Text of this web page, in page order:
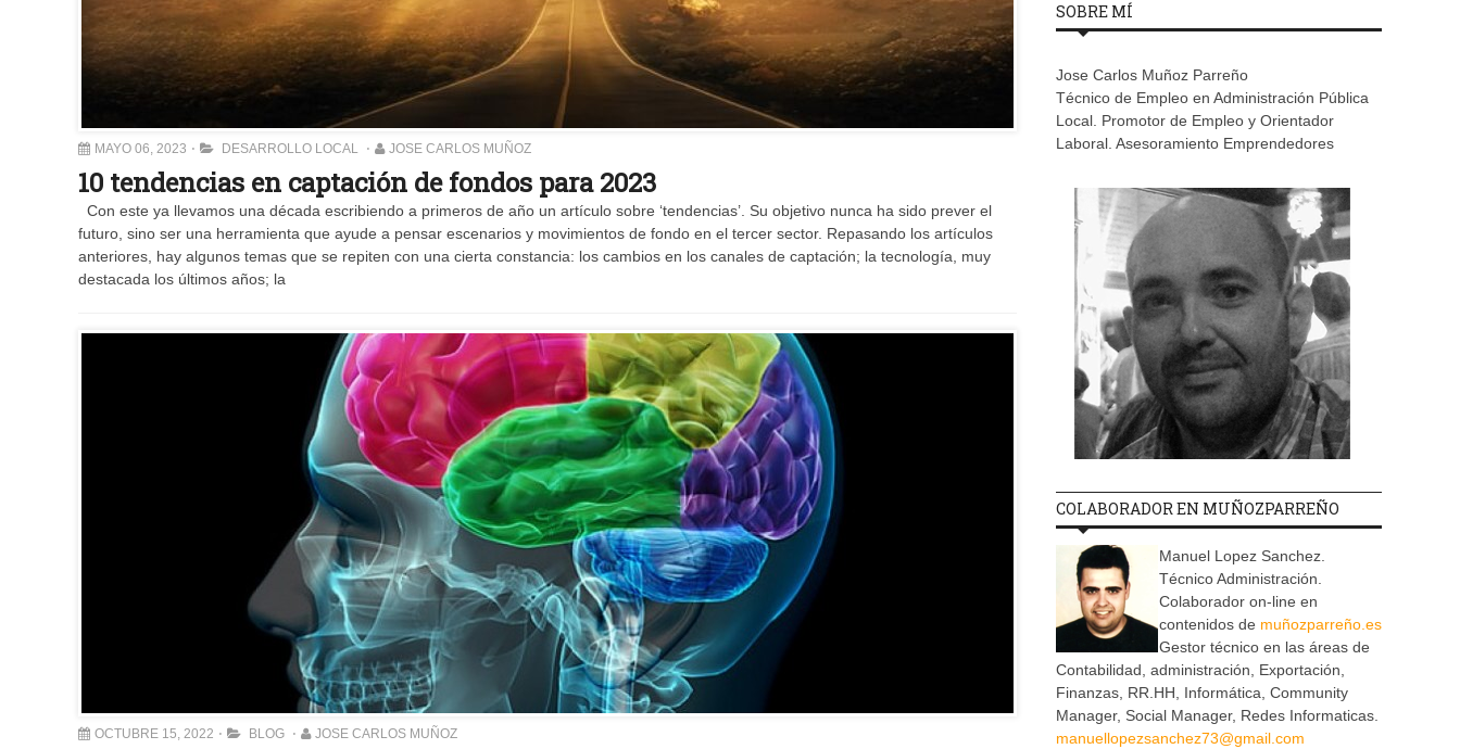
MAYO 06, 2023 DESARROLLO LOCAL JOSE CARLOS MUÑOZ
10 tendencias en captación de fondos para 2023
Con este ya llevamos una década escribiendo a primeros de año un artículo sobre ‘tendencias’. Su objetivo nunca ha sido prever el
futuro, sino ser una herramienta que ayude a pensar escenarios y movimientos de fondo en el tercer sector. Repasando los artículos
anteriores, hay algunos temas que se repiten con una cierta constancia: los cambios en los canales de captación; la tecnología, muy
destacada los últimos años; la
OCTUBRE 15, 2022 BLOG JOSE CARLOS MUÑOZ
SOBRE MÍ
Jose Carlos Muñoz Parreño
Técnico de Empleo en Administración Pública
Local. Promotor de Empleo y Orientador
Laboral. Asesoramiento Emprendedores
COLABORADOR EN MUÑOZPARREÑO
Manuel Lopez Sanchez.
Técnico Administración.
Colaborador on-line en
contenidos de muñozparreño.es
Gestor técnico en las áreas de
Contabilidad, administración, Exportación,
Finanzas, RR.HH, Informática, Community
Manager, Social Manager, Redes Informaticas.
manuellopezsanchez73@gmail.com